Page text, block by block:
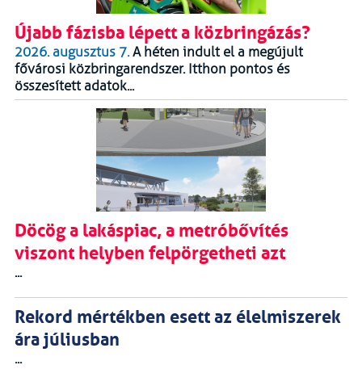
Újabb fázisba lépett a közbringázás?
2026. augusztus 7.A héten indult el a megújult
fővárosi közbringarendszer. Itthon pontos és
összesített adatok...
Döcög a lakáspiac, a metróbővítés
viszont helyben felpörgetheti azt
...
Rekord mértékben esett az élelmiszerek
ára júliusban
...